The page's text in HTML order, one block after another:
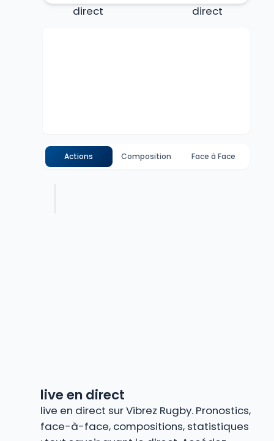
Actions Composition Face à Face
live en direct
live en direct sur Vibrez Rugby. Pronostics,
face-à-face, compositions, statistiques